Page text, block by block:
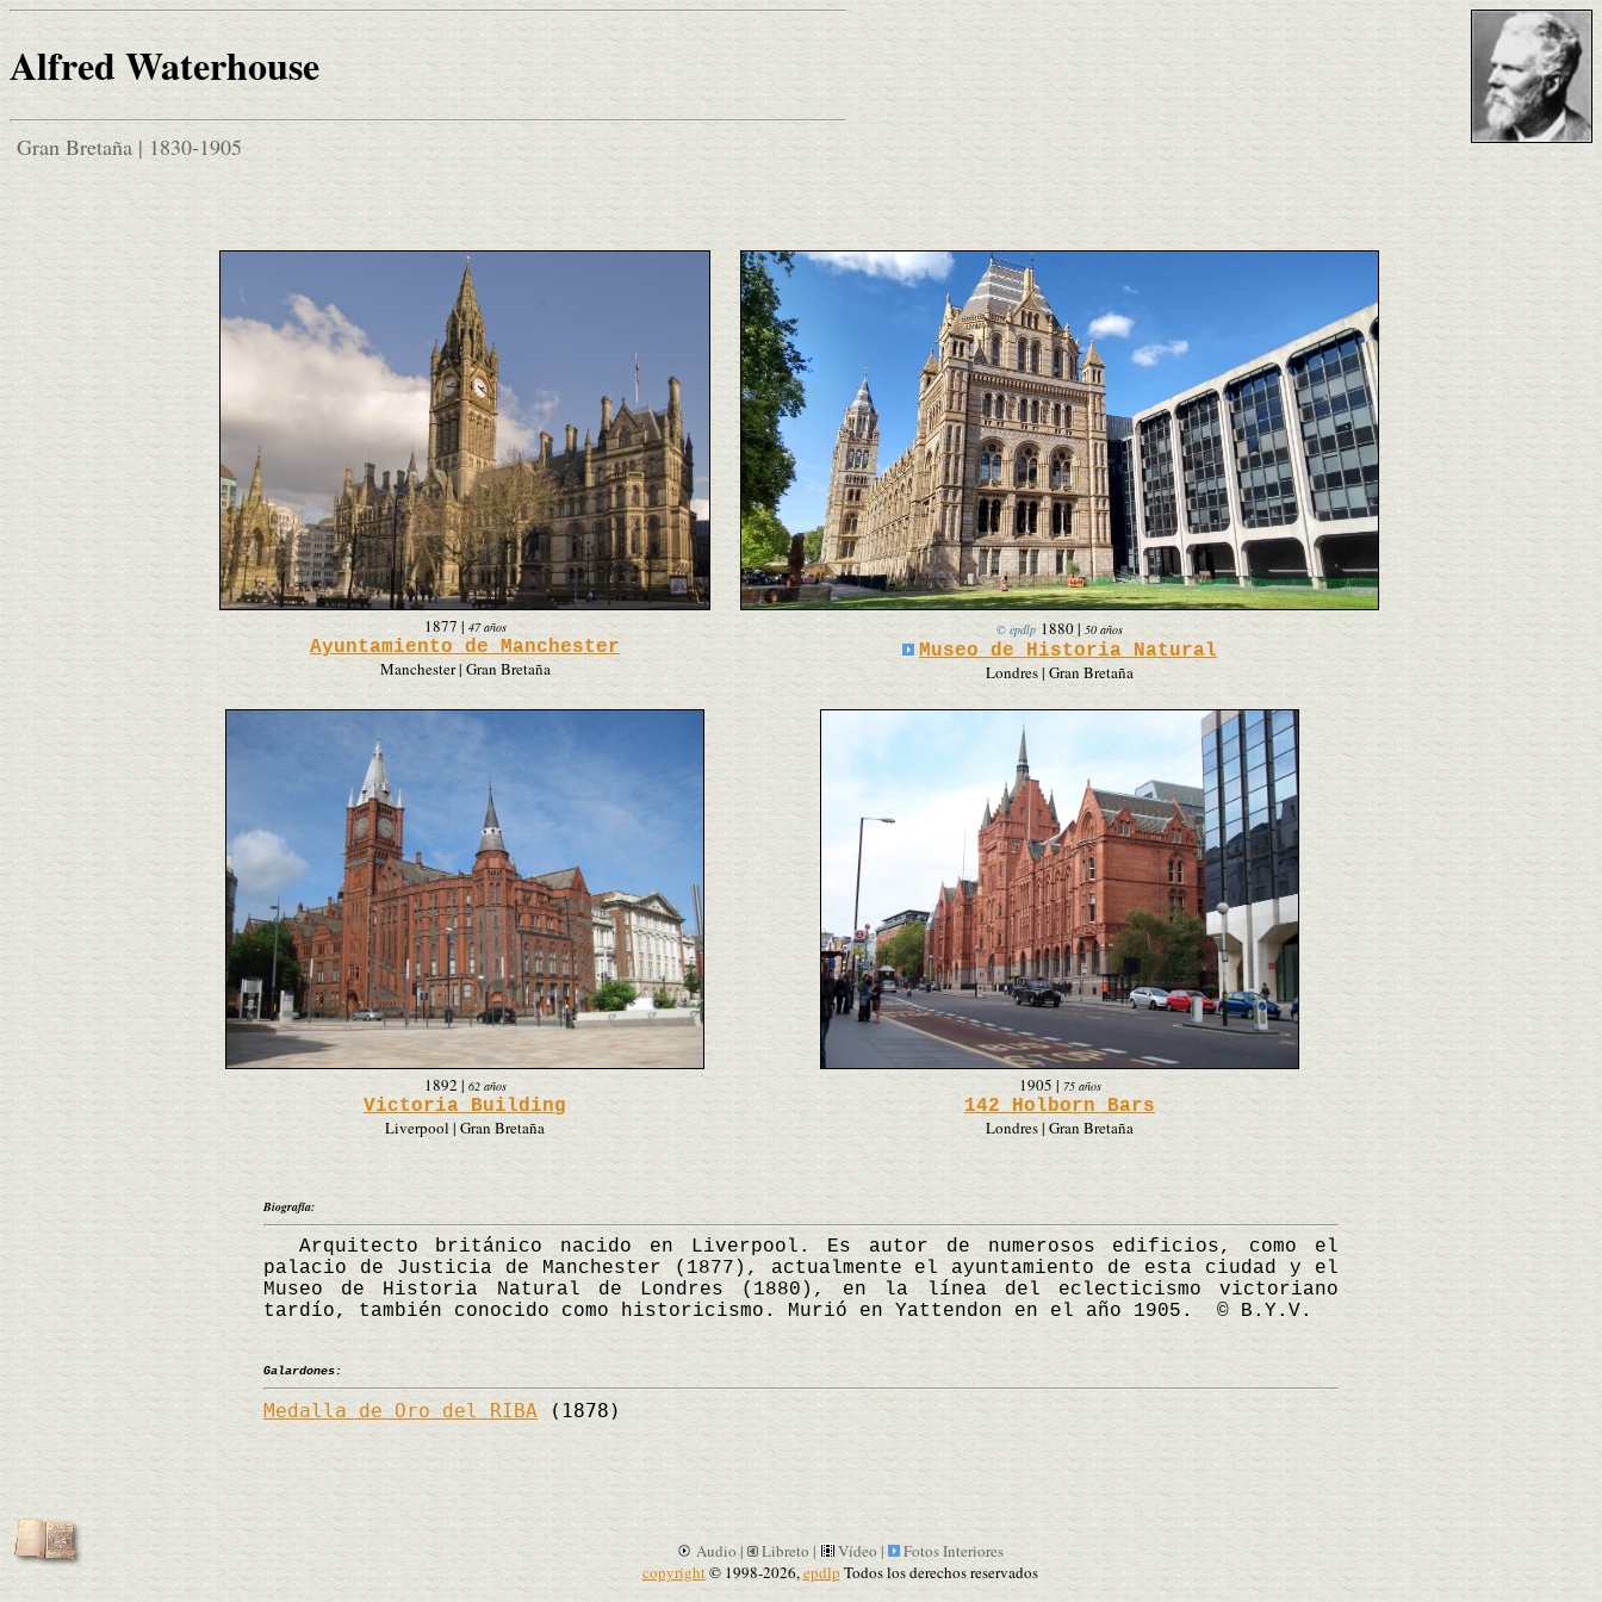
Alfred Waterhouse
Gran Bretaña | 1830-1905
1877| 47 años
Ayuntamiento de Manchester
Manchester | Gran Bretaña
© epdlp 1880| 50 años
Museo de Historia Natural
Londres | Gran Bretaña
1892| 62 años
Victoria Building
Liverpool | Gran Bretaña
1905 | 75 años
142 Holborn Bars
Londres | Gran Bretaña
Biografía:
Arquitecto británico nacido en Liverpool. Es autor de numerosos edificios, como el
palacio de Justicia de Manchester (1877), actualmente el ayuntamiento de esta ciudad y el
Museo de Historia Natural de Londres (1880), en la línea del eclecticismo victoriano
tardío, también conocido como historicismo. Murió en Yattendon en el año 1905. © B.Y.V.
Galardones:
Medalla de Oro del RIBA (1878)
Audio | Libreto | Vídeo |
Fotos Interiores
copyright© 1998-2026,epdlp Todos los derechos reservados